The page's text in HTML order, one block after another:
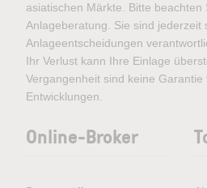
asiatischen Märkte. Bitte beachten
Anlageberatung. Sie sind jederzeit
Anlageentscheidungen
Ihr Verlust kann Ihre Einlage
Vergangenheit sind keine Garantie
Entwicklungen.
Online-Broker